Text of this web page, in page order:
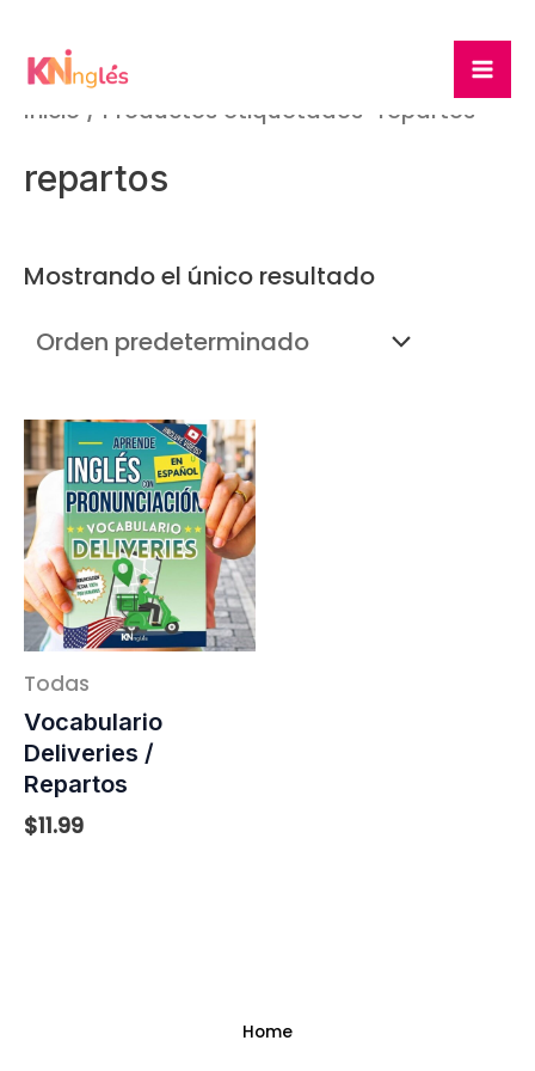
Inicio / Productos etiquetados “repartos”
repartos
Mostrando el único resultado
Todas
Vocabulario
Deliveries /
Repartos
$11.99
Home